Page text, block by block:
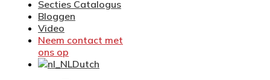
Secties Catalogus
Bloggen
Video
Neem contact met
ons op
Dutch